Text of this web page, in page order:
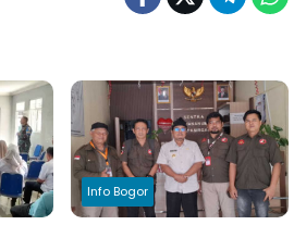
Info Bogor